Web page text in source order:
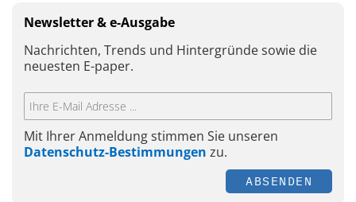
Newsletter & e-Ausgabe
Nachrichten, Trends und Hintergründe sowie die
neuesten E-paper.
Mit Ihrer Anmeldung stimmen Sie unseren
Datenschutz-Bestimmungen zu.
ABSENDEN